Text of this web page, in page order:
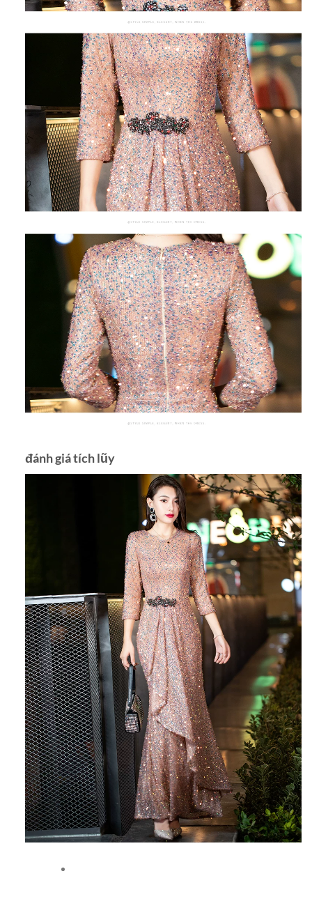
đánh giá tích lũy